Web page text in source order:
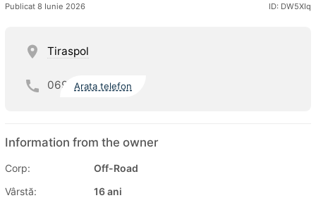
Publicat 8 Iunie 2026 ID: DW5XIq
Tiraspol
069 Arata telefon
Information from the owner
Corp:
Off-Road
Vârstă:
16 ani